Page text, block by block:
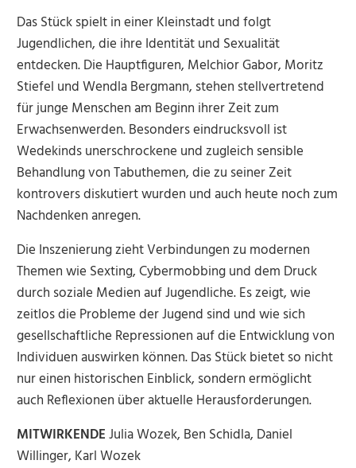
Das Stück spielt in einer Kleinstadt und folgt
Jugendlichen, die ihre Identität und Sexualität
entdecken. Die Hauptfiguren, Melchior Gabor, Moritz
Stiefel und Wendla Bergmann, stehen stellvertretend
für junge Menschen am Beginn ihrer Zeit zum
Erwachsenwerden. Besonders eindrucksvoll ist
Wedekinds unerschrockene und zugleich sensible
Behandlung von Tabuthemen, die zu seiner Zeit
kontrovers diskutiert wurden und auch heute noch zum
Nachdenken anregen.
Die Inszenierung zieht Verbindungen zu modernen
Themen wie Sexting, Cybermobbing und dem Druck
durch soziale Medien auf Jugendliche. Es zeigt, wie
zeitlos die Probleme der Jugend sind und wie sich
gesellschaftliche Repressionen auf die Entwicklung von
Individuen auswirken können. Das Stück bietet so nicht
nur einen historischen Einblick, sondern ermöglicht
auch Reflexionen über aktuelle Herausforderungen.
MITWIRKENDEJulia Wozek, Ben Schidla, Daniel
Willinger, Karl Wozek